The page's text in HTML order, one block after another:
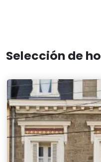
Selección de